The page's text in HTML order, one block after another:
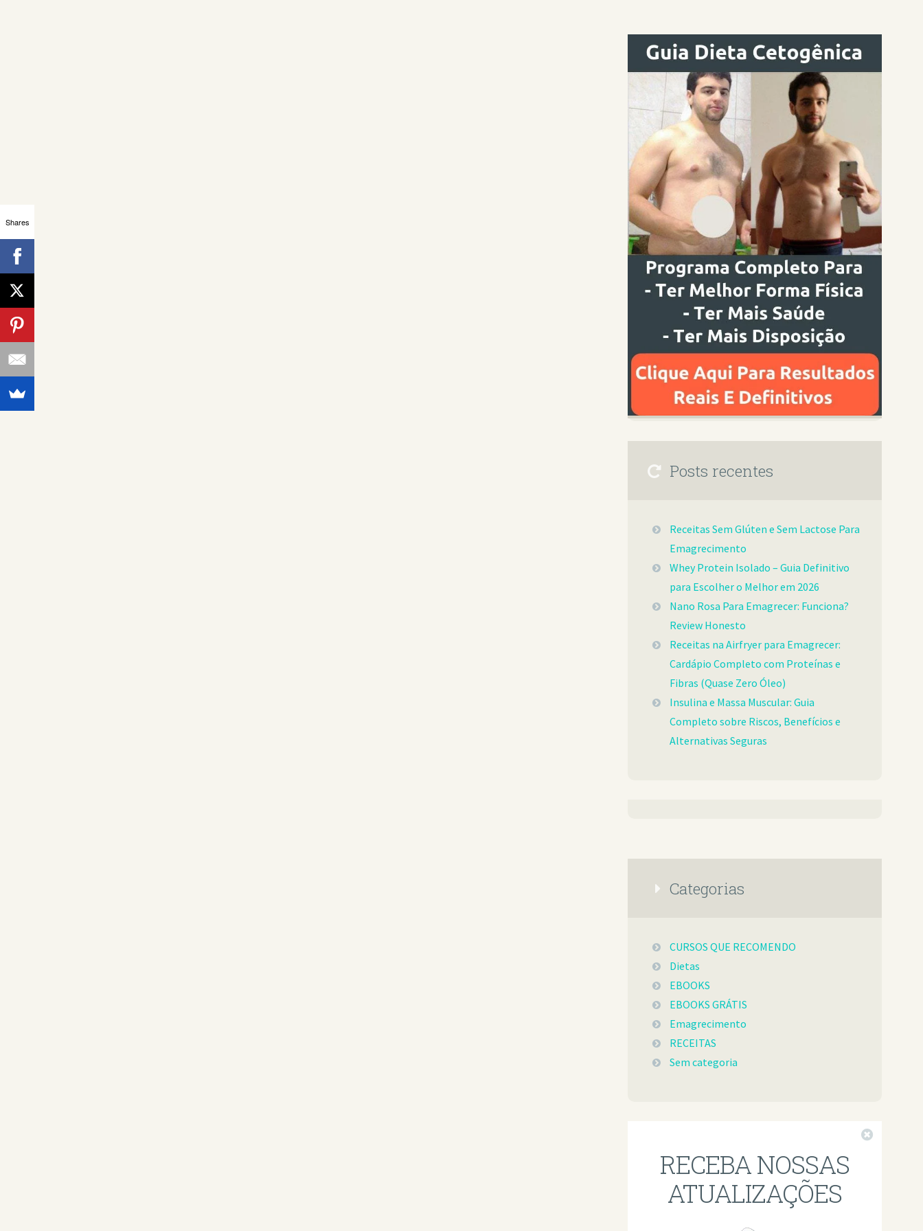
Posts recentes
Receitas Sem Glúten e Sem Lactose Para
Emagrecimento
Whey Protein Isolado – Guia Definitivo
para Escolher o Melhor em 2026
Nano Rosa Para Emagrecer: Funciona?
Review Honesto
Receitas na Airfryer para Emagrecer:
Cardápio Completo com Proteínas e
Fibras (Quase Zero Óleo)
Insulina e Massa Muscular: Guia
Completo sobre Riscos, Benefícios e
Alternativas Seguras
Categorias
CURSOS QUE RECOMENDO
Dietas
EBOOKS
EBOOKS GRÁTIS
Emagrecimento
RECEITAS
Sem categoria
RECEBA NOSSAS
ATUALIZAÇÕES
Shares